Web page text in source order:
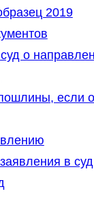
2019
о
если
в суд